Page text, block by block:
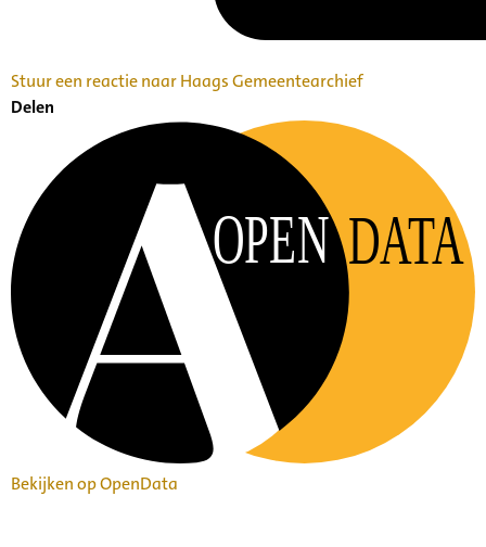
Stuur een reactie naar Haags Gemeentearchief
Delen
OPEN DATA
Bekijken op OpenData